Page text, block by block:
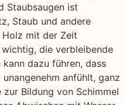
Staubsaugen ist
Staub und andere
mit der Zeit
die verbleibende
dazu führen, dass
anfühlt, ganz
Bildung von Schimmel